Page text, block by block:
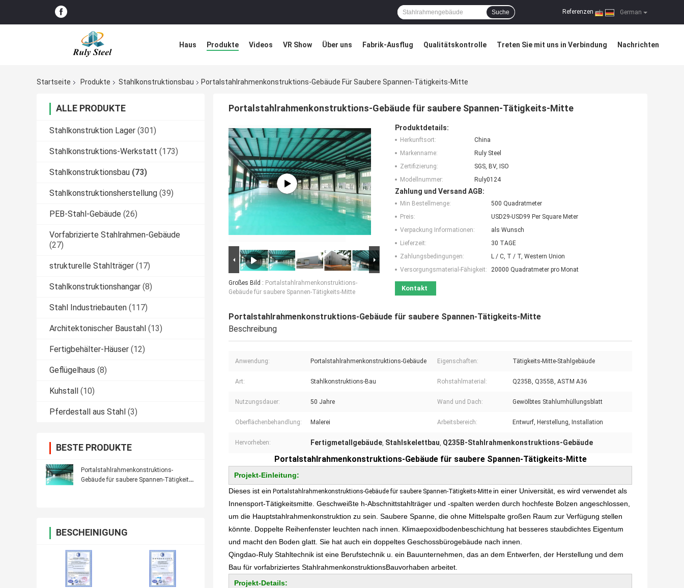
German
Referenzen |
Suche
Haus Produkte Videos VR Show Über uns Fabrik-Ausflug Qualitätskontrolle Treten Sie mit uns in Verbindung Nachrichten
Startseite
Produkte Stahlkonstruktionsbau Portalstahlrahmenkonstruktions-Gebäude Für Saubere Spannen-Tätigkeits-Mitte
ALLE PRODUKTE
Stahlkonstruktion Lager (301)
Stahlkonstruktions-Werkstatt (173)
Stahlkonstruktionsbau (73)
Stahlkonstruktionsherstellung (39)
PEB-Stahl-Gebäude (26)
Vorfabrizierte Stahlrahmen-Gebäude
(27)
strukturelle Stahlträger (17)
Stahlkonstruktionshangar (8)
Stahl Industriebauten (117)
Architektonischer Baustahl (13)
Fertigbehälter-Häuser (12)
Geflügelhaus (8)
Kuhstall (10)
Pferdestall aus Stahl (3)
BESTE PRODUKTE
Portalstahlrahmenkonstruktions-
Gebäude für saubere Spannen-Tätigkeits-
BESCHEINIGUNG
Portalstahlrahmenkonstruktions-Gebäude für saubere Spannen-Tätigkeits-Mitte
Großes Bild : Portalstahlrahmenkonstruktions-
Gebäude für saubere Spannen-Tätigkeits-Mitte
Produktdetails:
Herkunftsort:
China
Markenname:
Ruly Steel
Zertifizierung:
SGS, BV, ISO
Modellnummer:
Ruly0124
Zahlung und Versand AGB:
Min Bestellmenge:
500 Quadratmeter
Preis:
USD29-USD99 Per Square Meter
Verpackung Informationen:
als Wunsch
Lieferzeit:
30 TAGE
Zahlungsbedingungen:
L / C, T / T, Western Union
Versorgungsmaterial-Fähigkeit:
20000 Quadratmeter pro Monat
Kontakt
Portalstahlrahmenkonstruktions-Gebäude für saubere Spannen-Tätigkeits-Mitte
Beschreibung
Anwendung: Portalstahlrahmenkonstruktions-Gebäude Eigenschaften: Tätigkeits-Mitte-Stahlgebäude
Art: Stahlkonstruktions-Bau Rohstahlmaterial: Q235B, Q355B, ASTM A36
Nutzungsdauer: 50 Jahre Wand und Dach: Gewölbtes Stahlumhüllungsblatt
Oberflächenbehandlung: Malerei Arbeitsbereich: Entwurf, Herstellung, Installation
Hervorheben: Fertigmetallgebäude, Stahlskelettbau, Q235B-Stahlrahmenkonstruktions-Gebäude
Portalstahlrahmenkonstruktions-Gebäude für saubere Spannen-Tätigkeits-Mitte
Projekt-Einleitung:
Dieses ist ein Portalstahlrahmenkonstruktions-Gebäude für saubere Spannen-Tätigkeits-Mitte in einer Universität, es wird verwendet als
Innensport-Tätigkeitsmitte. Geschweißte h-Abschnittstahlträger und -spalten werden durch hochfeste Bolzen angeschlossen,
um die Hauptstahlrahmenkonstruktion zu sein. Saubere Spanne, die ohne Mittelspalte großen Raum zur Verfügung stellen
könnte. Doppelte Reihenfenster leuchten nach innen. Klimaepoxidbodenbeschichtung hat besseres staubdichtes Eigentum
und macht den Boden glatt. Sie hat auch ein doppeltes Geschossbürogebäude nach innen.
Qingdao-Ruly Stahltechnik ist eine Berufstechnik u. ein Bauunternehmen, das an dem Entwerfen, der Herstellung und dem
Bau für vorfabriziertes StahlrahmenkonstruktionsBauvorhaben arbeitet.
Projekt-Details: